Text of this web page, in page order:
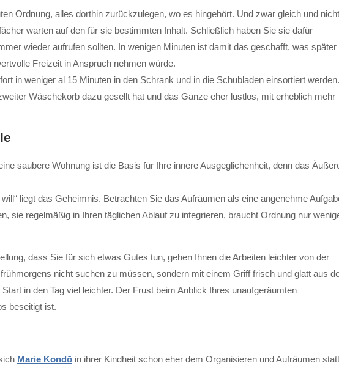
Ordnung, alles dorthin zurückzulegen, wo es hingehört. Und zwar gleich und nicht
warten auf den für sie bestimmten Inhalt. Schließlich haben Sie sie dafür
wieder aufrufen sollten. In wenigen Minuten ist damit das geschafft, was später
Freizeit in Anspruch nehmen würde.
in weniger al 15 Minuten in den Schrank und in die Schubladen einsortiert werden.
Wäschekorb dazu gesellt hat und das Ganze eher lustlos, mit erheblich mehr
saubere Wohnung ist die Basis für Ihre innere Ausgeglichenheit, denn das
will“ liegt das Geheimnis. Betrachten Sie das Aufräumen als eine angenehme
sie regelmäßig in Ihren täglichen Ablauf zu integrieren, braucht Ordnung nur
dass Sie für sich etwas Gutes tun, gehen Ihnen die Arbeiten leichter von der
nicht suchen zu müssen, sondern mit einem Griff frisch und glatt aus
in den Tag viel leichter. Der Frust beim Anblick Ihres unaufgeräumten
beseitigt ist.
Marie Kondō in ihrer Kindheit schon eher dem Organisieren und Aufräumen statt